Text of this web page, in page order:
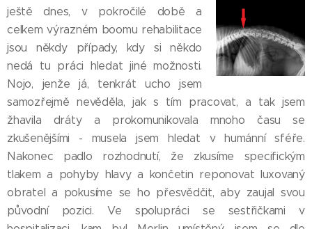
ještě dnes, v pokročilé době a
celkem výrazném boomu rehabilitace
jsou někdy případy, kdy si někdo
nedá tu práci hledat jiné možnosti.
Nojo, jenže já, tenkrát ucho jsem
samozřejmě nevěděla, jak s tím pracovat, a tak jsem
žhavila dráty a prokomunikovala mnoho času se
zkušenějšími - musela jsem hledat v humánní sféře.
Nakonec padlo rozhodnutí, že zkusíme specifickým
tlakem a pohyby hlavy a končetin reponovat luxovaný
obratel a pokusíme se ho přesvědčit, aby zaujal svou
původní pozici. Ve spolupráci se sestřičkami v